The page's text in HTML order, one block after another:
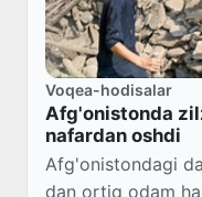
Voqea-hodisalar
Afg'onistonda
nafardan oshdi
Afg'onistondagi
dan ortiq odam